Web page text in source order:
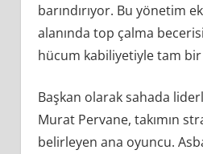
barındırıyor. Bu yönetim
alanında top çalma
hücum kabiliyetiyle tam
Başkan olarak sahada
Murat Pervane, takımın
belirleyen ana oyuncu.